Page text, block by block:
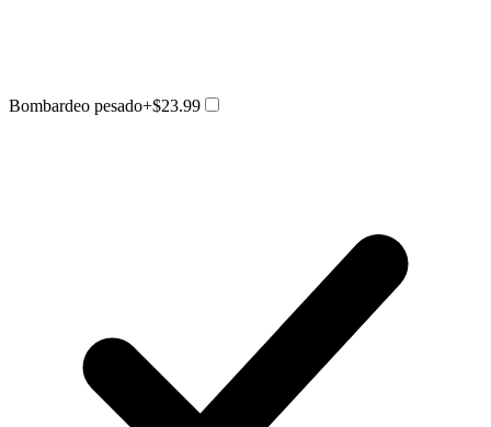
Bombardeo pesado+$23.99